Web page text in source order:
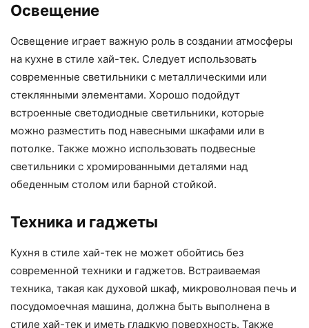
Освещение
Освещение играет важную роль в создании атмосферы
на кухне в стиле хай-тек. Следует использовать
современные светильники с металлическими или
стеклянными элементами. Хорошо подойдут
встроенные светодиодные светильники, которые
можно разместить под навесными шкафами или в
потолке. Также можно использовать подвесные
светильники с хромированными деталями над
обеденным столом или барной стойкой.
Техника и гаджеты
Кухня в стиле хай-тек не может обойтись без
современной техники и гаджетов. Встраиваемая
техника, такая как духовой шкаф, микроволновая печь и
посудомоечная машина, должна быть выполнена в
стиле хай-тек и иметь гладкую поверхность. Также